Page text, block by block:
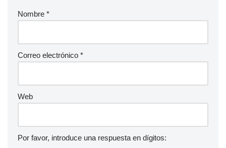
Nombre *
Correo electrónico *
Web
Por favor, introduce una respuesta en dígitos: